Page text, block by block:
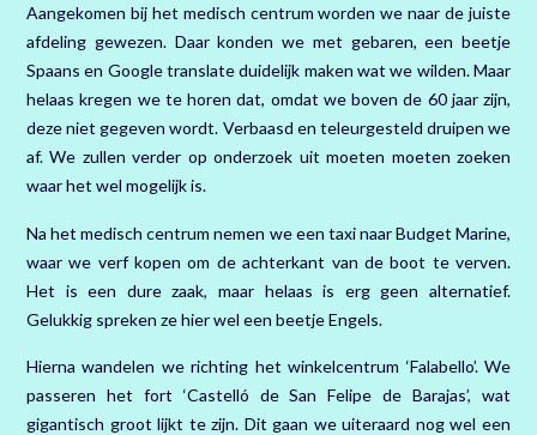
Aangekomen bij het medisch centrum worden we naar de juiste
afdeling gewezen. Daar konden we met gebaren, een beetje
Spaans en Google translate duidelijk maken wat we wilden. Maar
helaas kregen we te horen dat, omdat we boven de 60 jaar zijn,
deze niet gegeven wordt. Verbaasd en teleurgesteld druipen we
af. We zullen verder op onderzoek uit moeten moeten zoeken
waar het wel mogelijk is.
Na het medisch centrum nemen we een taxi naar Budget Marine,
waar we verf kopen om de achterkant van de boot te verven.
Het is een dure zaak, maar helaas is erg geen alternatief.
Gelukkig spreken ze hier wel een beetje Engels.
Hierna wandelen we richting het winkelcentrum ‘Falabello’. We
passeren het fort ‘Castelló de San Felipe de Barajas’, wat
gigantisch groot lijkt te zijn. Dit gaan we uiteraard nog wel een